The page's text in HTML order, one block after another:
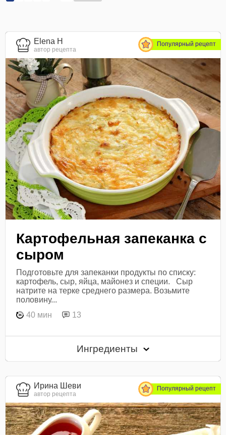
Elena H
автор рецепта
Популярный рецепт
Картофельная запеканка с
сыром
Подготовьте для запеканки продукты по списку:
картофель, сыр, яйца, майонез и специи. Сыр
натрите на терке среднего размера. Возьмите
половину...
40 мин
13
Ингредиенты
Ирина Шеви
автор рецепта
Популярный рецепт